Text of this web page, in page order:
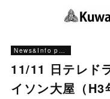
News&Info past
11/11 日テレド
イソン大屋（H3